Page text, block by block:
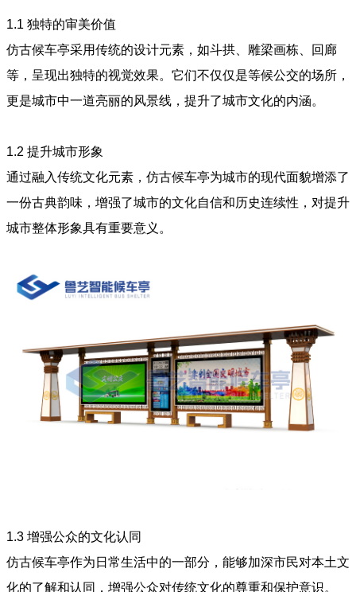
1.1 独特的审美价值
仿古候车亭采用传统的设计元素，如斗拱、雕梁画栋、回廊
等，呈现出独特的视觉效果。它们不仅仅是等候公交的场所，
更是城市中一道亮丽的风景线，提升了城市文化的内涵。
1.2 提升城市形象
通过融入传统文化元素，仿古候车亭为城市的现代面貌增添了
一份古典韵味，增强了城市的文化自信和历史连续性，对提升
城市整体形象具有重要意义。
1.3 增强公众的文化认同
仿古候车亭作为日常生活中的一部分，能够加深市民对本土文
化的了解和认同，增强公众对传统文化的尊重和保护意识。